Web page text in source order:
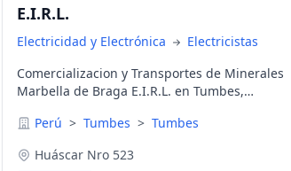
E.I.R.L.
Electricidad y Electrónica
Electricistas
Comercializacion y Transportes de Minerales
Marbella de Braga E.I.R.L. en Tumbes,
Perú > Tumbes > Tumbes
Huáscar Nro 523